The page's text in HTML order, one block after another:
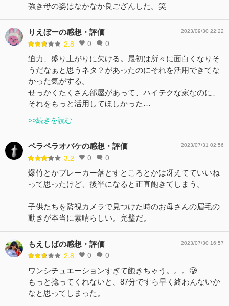
強き母の姿はなかなか良ござんした。笑
りえぼーの感想・評価
2.8 0 0
2023/09/30 22:22
迫力、盛り上がりに欠ける。最初は所々に面白くなりそ
うだなぁと思うネタ？があったのにそれを活用できてな
かった気がする。
せっかくたくさん部屋があって、ハイテクな家なのに、
それをもっと活用してほしかった…
>>続きを読む
ペラペラオバケの感想・評価
3.2 0 0
2023/07/31 02:56
爆竹とかブレーカー落とすところとかは冴えてていいね
って思ったけど、後半になると正直飽きてしまう。
子供たちを監視カメラで見つけた時のお母さんの眉毛の
動きが本当に素晴らしい。完璧だ。
もえしばの感想・評価
2.8 0 0
2023/07/30 16:57
ワンシチュエーションすぎて飽きちゃう。。。🥲
もっと捻ってくれないと、87分ですら早く終わんないか
なと思ってしまった。